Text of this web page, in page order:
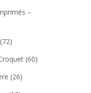
–
(72)
(60)
(26)